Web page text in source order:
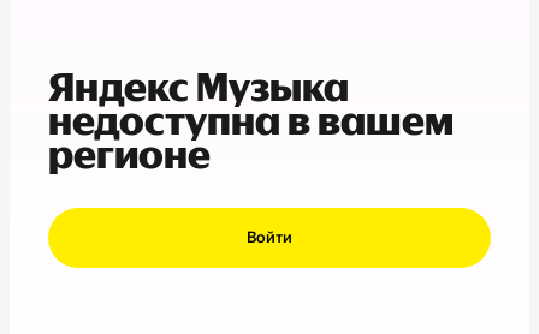
Яндекс Музыка
недоступна в вашем
регионе
Войти